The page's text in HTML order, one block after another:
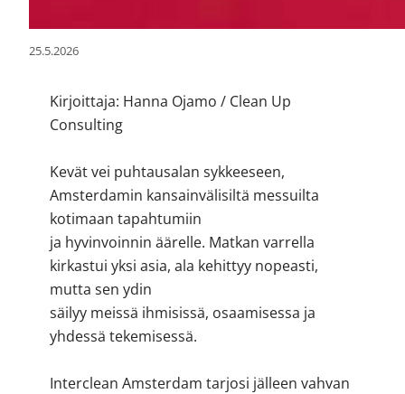
25.5.2026
Kirjoittaja: Hanna Ojamo / Clean Up
Consulting
Kevät vei puhtausalan sykkeeseen,
Amsterdamin kansainvälisiltä messuilta
kotimaan tapahtumiin
ja hyvinvoinnin äärelle. Matkan varrella
kirkastui yksi asia, ala kehittyy nopeasti,
mutta sen ydin
säilyy meissä ihmisissä, osaamisessa ja
yhdessä tekemisessä.
Interclean Amsterdam tarjosi jälleen vahvan